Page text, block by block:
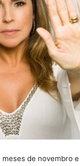
de novembro